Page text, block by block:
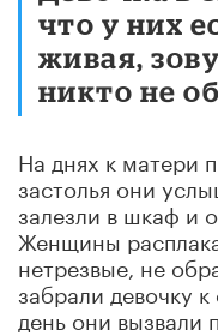
что у них
живая,
никто не
На днях к матери
застолья они
залезли в шкаф и
Женщины
нетрезвые, не
забрали девочку
день они